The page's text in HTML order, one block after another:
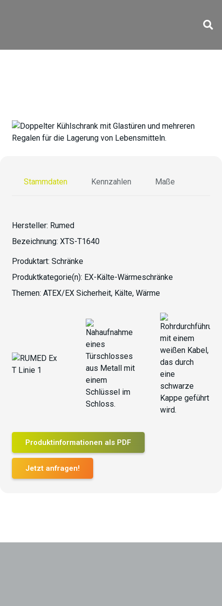
Stammdaten Kennzahlen Maße
Hersteller: Rumed
Bezeichnung: XTS-T1640
Produktart: Schränke
Produktkategorie(n): EX-Kälte-Wärmeschränke
Themen: ATEX/EX Sicherheit, Kälte, Wärme
Produktinformationen als PDF
Jetzt anfragen!